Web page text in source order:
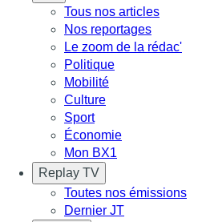
Tous nos articles
Nos reportages
Le zoom de la rédac'
Politique
Mobilité
Culture
Sport
Économie
Mon BX1
Replay TV
Toutes nos émissions
Dernier JT